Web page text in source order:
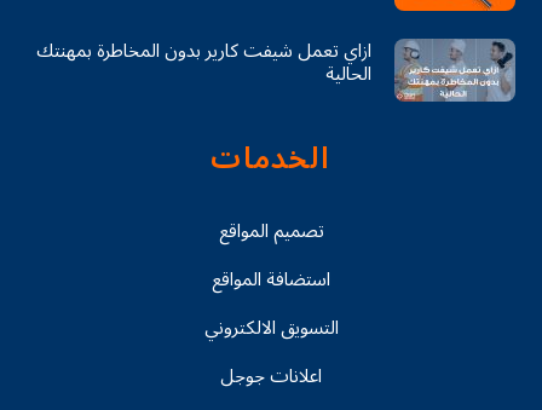
ازاي تعمل شيفت كارير بدون المخاطرة بمهنتك
الحالية
الخدمات
تصميم المواقع
استضافة المواقع
التسويق الالكتروني
اعلانات جوجل